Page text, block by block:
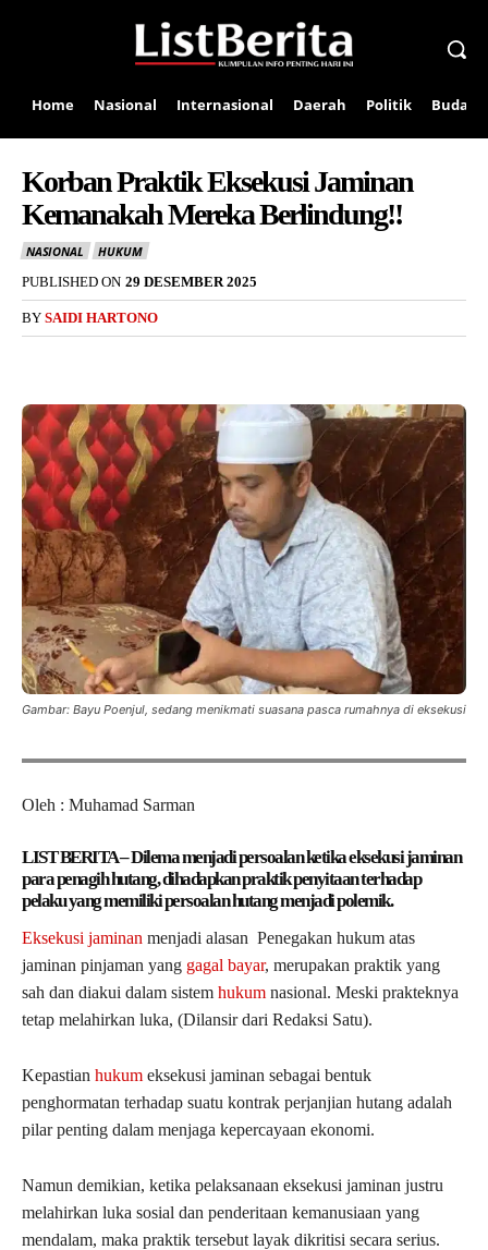
Home Nasional Internasional Daerah Politik Budaya
Korban Praktik Eksekusi Jaminan
Kemanakah Mereka Berlindung!!
NASIONAL
HUKUM
PUBLISHED ON 29 DESEMBER 2025
BY SAIDI HARTONO
Gambar: Bayu Poenjul, sedang menikmati suasana pasca rumahnya di eksekusi
Oleh : Muhamad Sarman
LIST BERITA – Dilema menjadi persoalan ketika eksekusi jaminan
para penagih hutang, dihadapkan praktik penyitaan terhadap
pelaku yang memiliki persoalan hutang menjadi polemik.
Eksekusi jaminan menjadi alasan Penegakan hukum atas
jaminan pinjaman yang gagal bayar, merupakan praktik yang
sah dan diakui dalam sistem hukum nasional. Meski prakteknya
tetap melahirkan luka, (Dilansir dari Redaksi Satu).
Kepastian hukum eksekusi jaminan sebagai bentuk
penghormatan terhadap suatu kontrak perjanjian hutang adalah
pilar penting dalam menjaga kepercayaan ekonomi.
Namun demikian, ketika pelaksanaan eksekusi jaminan justru
melahirkan luka sosial dan penderitaan kemanusiaan yang
mendalam, maka praktik tersebut layak dikritisi secara serius.